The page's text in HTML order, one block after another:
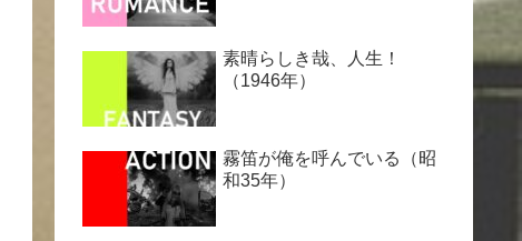
素晴らしき哉、人生！
（1946年）
霧笛が俺を呼んでいる（昭
和35年）